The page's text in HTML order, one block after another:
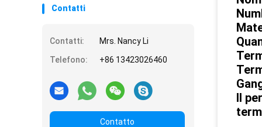
Contatti
Contatti:
Mrs. Nancy Li
Telefono:
+86 13423026460
Contatto
Il